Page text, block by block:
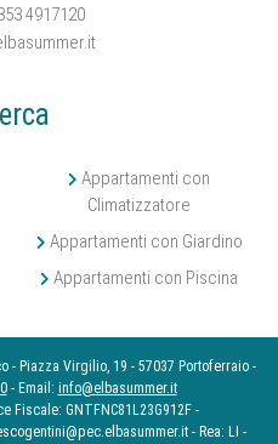
4917120
Appartamenti con
Climatizzatore
Appartamenti con Giardino
Appartamenti con Piscina
- Piazza Virgilio, 19 - 57037 Portoferraio -
- Email: info@elbasummer.it
Fiscale: GNTFNC81L23G912F -
- Rea: LI -